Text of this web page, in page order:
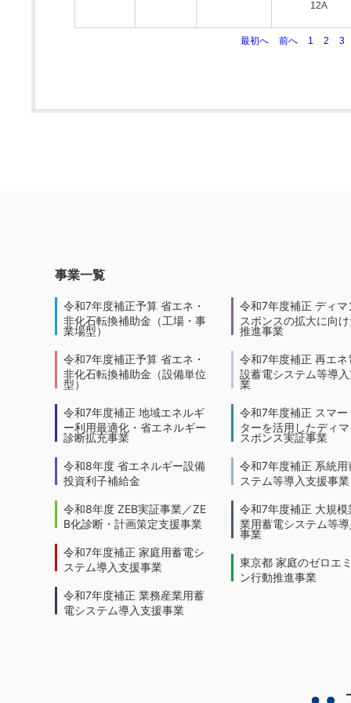
12A
最初へ 前へ 1 2 3
事業一覧
令和7年度補正予算 省エネ・
非化石転換補助金（工場・事
業場型）
令和7年度補正予算 省エネ・
非化石転換補助金（設備単位
型）
令和7年度補正 地域エネルギ
ー利用最適化・省エネルギー
診断拡充事業
令和8年度 省エネルギー設備
投資利子補給金
令和8年度 ZEB実証事業／ZE
B化診断・計画策定支援事業
令和7年度補正 家庭用蓄電シ
ステム導入支援事業
令和7年度補正 業務産業用蓄
電システム導入支援事業
令和7年度補正 ディマ
スポンスの拡大に向
推進事業
令和7年度補正 再エネ
設蓄電システム等導
業
令和7年度補正 スマー
ターを活用したディ
スポンス実証事業
令和7年度補正 系統用
ステム等導入支援事業
令和7年度補正 大規模
業用蓄電システム等
事業
東京都 家庭のゼロエ
ン行動推進事業